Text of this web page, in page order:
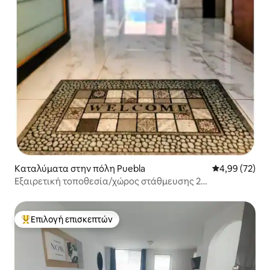
Καταλύματα στην πόλη Puebla Μέση
4,99 (72)
Εξαιρετική τοποθεσία/χώρος στάθμευσης 2
Κορυφαία επιλογή επισκεπτών
Επιλογή επισκεπτών